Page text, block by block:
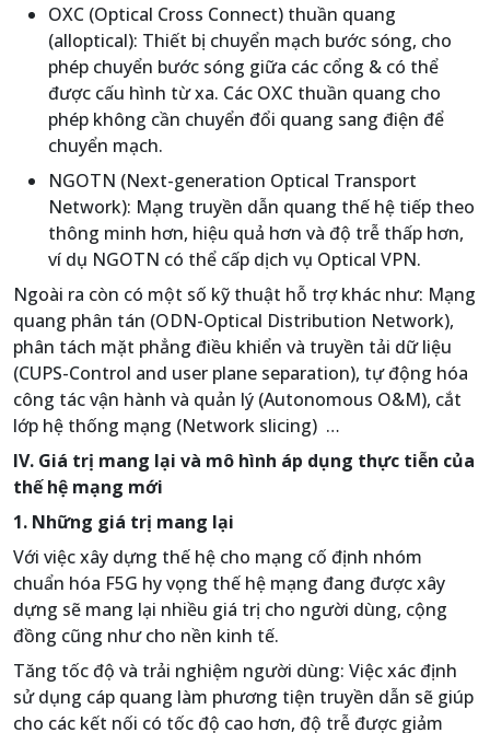
OXC (Optical Cross Connect) thuần quang
(alloptical): Thiết bị chuyển mạch bước sóng, cho
phép chuyển bước sóng giữa các cổng & có thể
được cấu hình từ xa. Các OXC thuần quang cho
phép không cần chuyển đổi quang sang điện để
chuyển mạch.
NGOTN (Next-generation Optical Transport
Network): Mạng truyền dẫn quang thế hệ tiếp theo
thông minh hơn, hiệu quả hơn và độ trễ thấp hơn,
ví dụ NGOTN có thể cấp dịch vụ Optical VPN.
Ngoài ra còn có một số kỹ thuật hỗ trợ khác như: Mạng
quang phân tán (ODN-Optical Distribution Network),
phân tách mặt phẳng điều khiển và truyền tải dữ liệu
(CUPS-Control and user plane separation), tự động hóa
công tác vận hành và quản lý (Autonomous O&M), cắt
lớp hệ thống mạng (Network slicing) …
IV. Giá trị mang lại và mô hình áp dụng thực tiễn của
thế hệ mạng mới
1. Những giá trị mang lại
Với việc xây dựng thế hệ cho mạng cố định nhóm
chuẩn hóa F5G hy vọng thế hệ mạng đang được xây
dựng sẽ mang lại nhiều giá trị cho người dùng, cộng
đồng cũng như cho nền kinh tế.
Tăng tốc độ và trải nghiệm người dùng: Việc xác định
sử dụng cáp quang làm phương tiện truyền dẫn sẽ giúp
cho các kết nối có tốc độ cao hơn, độ trễ được giảm